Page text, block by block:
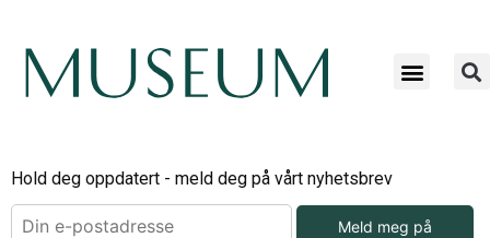
Hold deg oppdatert - meld deg på vårt nyhetsbrev
Meld meg på